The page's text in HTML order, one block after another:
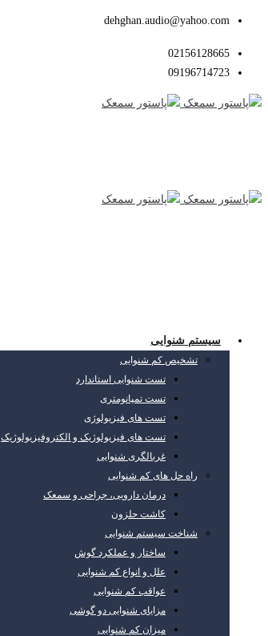
dehghan.audio@yahoo.com
02156128665
09196714723
سیستم شنوایی
تشخیص کم شنوایی
تست شنوایی استاندارد
تست تمپانومتری
تست های فیزیولوژی
تست های فیزیولوژیک و الکتروفیزیولوژیک
غربالگری شنوایی
راه حل های کم شنوایی
درمان دارویی، جراحی و سمعک
کاشت حلزون
شناخت سیستم شنوایی
ساختار و عملکرد گوش
علل و انواع کم شنوایی
عواقب کم شنوایی
مزایای شنوایی دو گوشی
میزان کم شنوایی